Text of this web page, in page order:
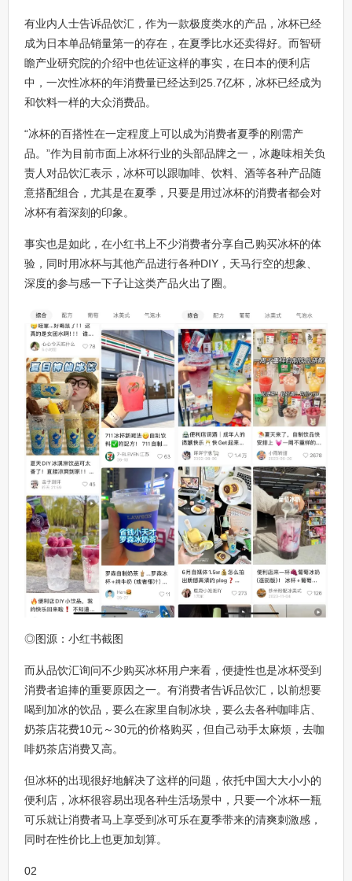
有业内人士告诉品饮汇，作为一款极度类水的产品，冰杯已经
成为日本单品销量第一的存在，在夏季比水还卖得好。而智研
瞻产业研究院的介绍中也佐证这样的事实，在日本的便利店
中，一次性冰杯的年消费量已经达到25.7亿杯，冰杯已经成为
和饮料一样的大众消费品。
“冰杯的百搭性在一定程度上可以成为消费者夏季的刚需产
品。”作为目前市面上冰杯行业的头部品牌之一，冰趣味相关负
责人对品饮汇表示，冰杯可以跟咖啡、饮料、酒等各种产品随
意搭配组合，尤其是在夏季，只要是用过冰杯的消费者都会对
冰杯有着深刻的印象。
事实也是如此，在小红书上不少消费者分享自己购买冰杯的体
验，同时用冰杯与其他产品进行各种DIY，天马行空的想象、
深度的参与感一下子让这类产品火出了圈。
◎图源：小红书截图
而从品饮汇询问不少购买冰杯用户来看，便捷性也是冰杯受到
消费者追捧的重要原因之一。有消费者告诉品饮汇，以前想要
喝到加冰的饮品，要么在家里自制冰块，要么去各种咖啡店、
奶茶店花费10元～30元的价格购买，但自己动手太麻烦，去咖
啡奶茶店消费又高。
但冰杯的出现很好地解决了这样的问题，依托中国大大小小的
便利店，冰杯很容易出现各种生活场景中，只要一个冰杯一瓶
可乐就让消费者马上享受到冰可乐在夏季带来的清爽刺激感，
同时在性价比上也更加划算。
02